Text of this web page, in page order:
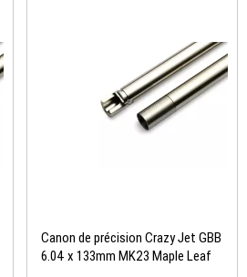
Canon de précision Crazy Jet GBB
6.04 x 133mm MK23 Maple Leaf